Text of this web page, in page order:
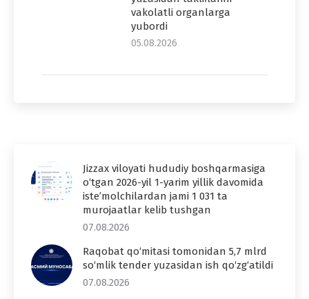
vakolatli organlarga
yubordi
05.08.2026
Jizzax viloyati hududiy boshqarmasiga
o‘tgan 2026-yil 1-yarim yillik davomida
iste’molchilardan jami 1 031 ta
murojaatlar kelib tushgan
07.08.2026
Raqobat qo‘mitasi tomonidan 5,7 mlrd
so‘mlik tender yuzasidan ish qo‘zg‘atildi
07.08.2026